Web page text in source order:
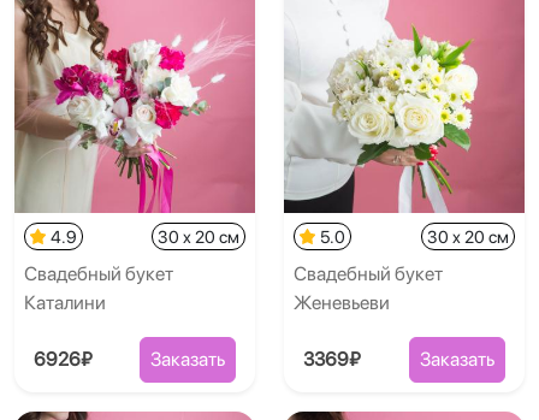
4.9 30 x 20 см
Свадебный букет
Каталини
6926₽ Заказать
5.0 30 x 20 см
Свадебный букет
Женевьеви
3369₽ Заказать